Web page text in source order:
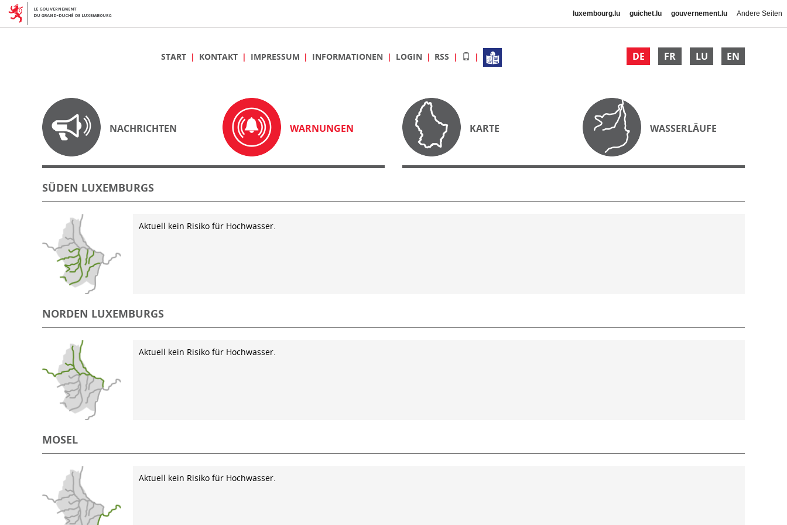
luxembourg.lu guichet.lu gouvernement.lu Andere Seiten
DE FR LU EN
START KONTAKT IMPRESSUM INFORMATIONEN LOGIN RSS
NACHRICHTEN WARNUNGEN KARTE WASSERLÄUFE
SÜDEN LUXEMBURGS
Aktuell kein Risiko für Hochwasser.
NORDEN LUXEMBURGS
Aktuell kein Risiko für Hochwasser.
MOSEL
Aktuell kein Risiko für Hochwasser.